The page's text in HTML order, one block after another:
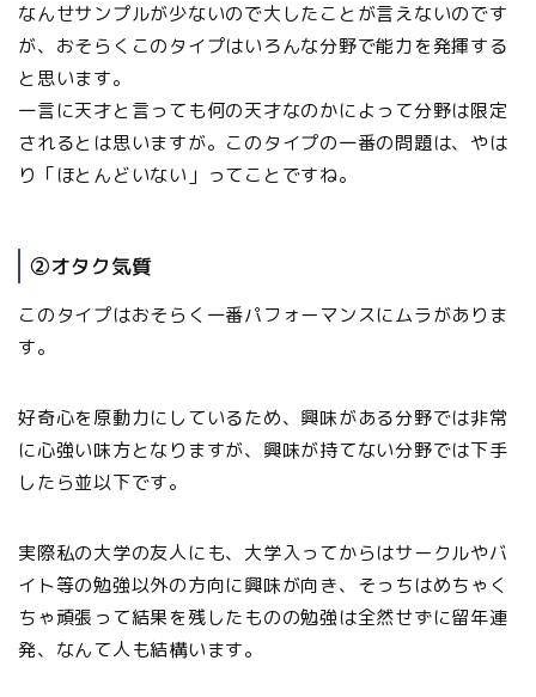
なんせサンプルが少ないので大したことが言えないのです
が、おそらくこのタイプはいろんな分野で能力を発揮する
と思います。
一言に天才と言っても何の天才なのかによって分野は限定
されるとは思いますが。このタイプの一番の問題は、やは
り「ほとんどいない」ってことですね。
②オタク気質
このタイプはおそらく一番パフォーマンスにムラがありま
す。
好奇心を原動力にしているため、興味がある分野では非常
に心強い味方となりますが、興味が持てない分野では下手
したら並以下です。
実際私の大学の友人にも、大学入ってからはサークルやバ
イト等の勉強以外の方向に興味が向き、そっちはめちゃく
ちゃ頑張って結果を残したものの勉強は全然せずに留年連
発、なんて人も結構います。